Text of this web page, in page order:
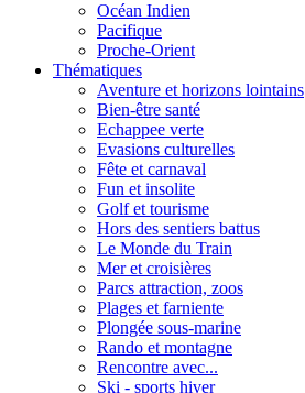
Océan Indien
Pacifique
Proche-Orient
Thématiques
Aventure et horizons lointains
Bien-être santé
Echappee verte
Evasions culturelles
Fête et carnaval
Fun et insolite
Golf et tourisme
Hors des sentiers battus
Le Monde du Train
Mer et croisières
Parcs attraction, zoos
Plages et farniente
Plongée sous-marine
Rando et montagne
Rencontre avec...
Ski - sports hiver